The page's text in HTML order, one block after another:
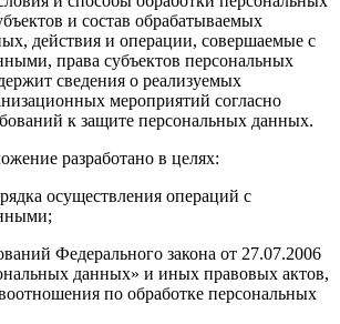
и состав обрабатываемых
действия и операции, совершаемые с
права субъектов персональных
сведения о реализуемых
мероприятий согласно
к защите персональных данных.
разработано в целях:
осуществления операций с
Федерального закона от 27.07.2006
данных» и иных правовых актов,
по обработке персональных